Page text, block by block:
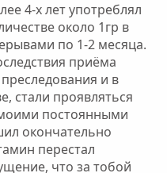
4-х лет употреблял
около 1гр в
по 1-2 месяца.
приёма
и в
стали проявляться
постоянными
окончательно
перестал
что за тобой